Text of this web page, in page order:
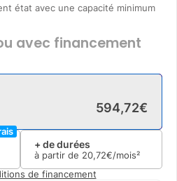
état avec une capacité minimum
avec financement
594,72€
+ de durées
à partir de 20,72€/mois²
de financement